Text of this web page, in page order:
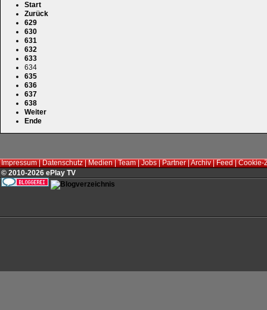
Start
Zurück
629
630
631
632
633
634
635
636
637
638
Weiter
Ende
Impressum|Datenschutz|Medien|Team|Jobs|Partner|Archiv|Feed|Cookie-
© 2010-2026 ePlay TV